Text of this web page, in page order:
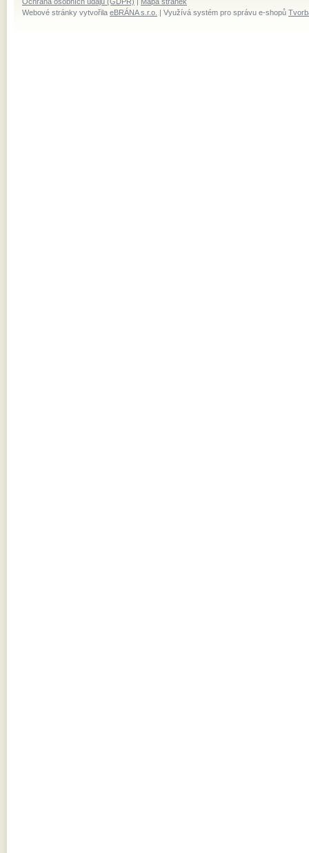
Webové stránky vytvořila eBRÁNA s.r.o. | Využívá systém pro správu e-shopů